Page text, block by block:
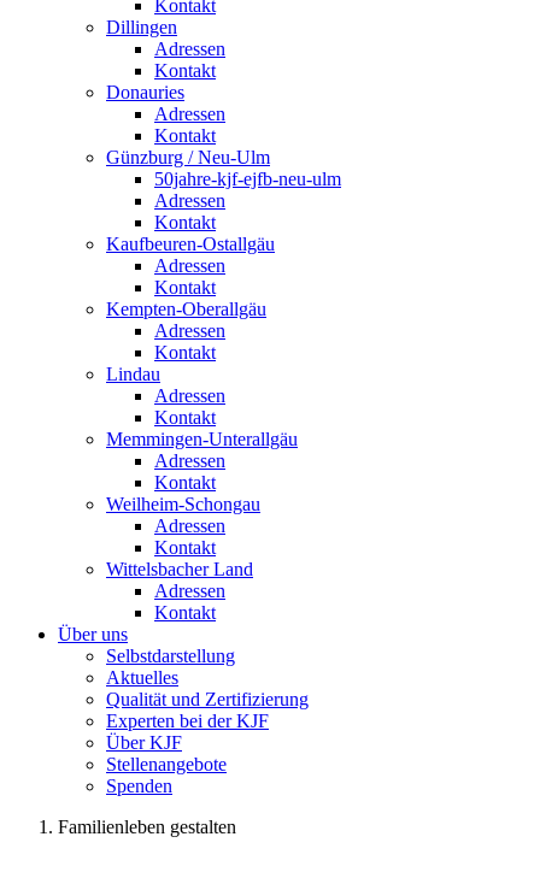
Kontakt
Dillingen
Adressen
Kontakt
Donauries
Adressen
Kontakt
Günzburg / Neu-Ulm
50jahre-kjf-ejfb-neu-ulm
Adressen
Kontakt
Kaufbeuren-Ostallgäu
Adressen
Kontakt
Kempten-Oberallgäu
Adressen
Kontakt
Lindau
Adressen
Kontakt
Memmingen-Unterallgäu
Adressen
Kontakt
Weilheim-Schongau
Adressen
Kontakt
Wittelsbacher Land
Adressen
Kontakt
Über uns
Selbstdarstellung
Aktuelles
Qualität und Zertifizierung
Experten bei der KJF
Über KJF
Stellenangebote
Spenden
Familienleben gestalten